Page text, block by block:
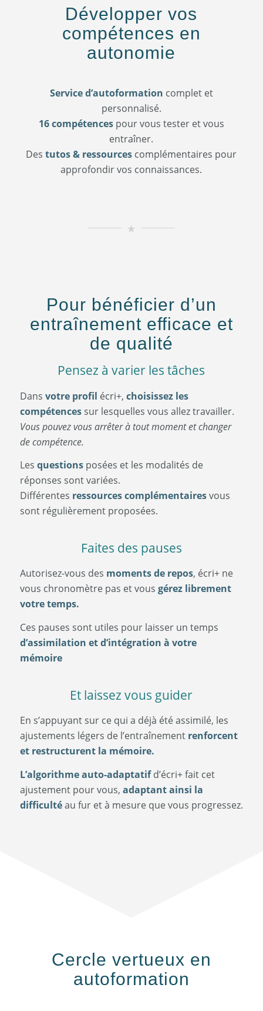
Développer vos
compétences en
autonomie
Service d’autoformation complet et
personnalisé.
16 compétencespour vous tester et vous
entraîner.
Destutos & ressources complémentaires pour
approfondir vos connaissances.
Pour bénéficier d’un
entraînement efficace et
de qualité
Pensez à varier les tâches
Dans votre profil écri+, choisissez les
compétencessur lesquelles vous allez travailler.
Vous pouvez vous arrêter à tout moment et changer
de compétence.
Les questionsposées et les modalités de
réponses sont variées.
Différentes ressources complémentairesvous
sont régulièrement proposées.
Faites des pauses
Autorisez-vous des moments de repos, écri+ ne
vous chronomètre pas et vous gérez librement
votre temps.
Ces pauses sont utiles pour laisser un temps
d’assimilation et d’intégration à votre
mémoire
Et laissez vous guider
En s’appuyant sur ce qui a déjà été assimilé, les
ajustements légers de l’entraînement renforcent
et restructurent la mémoire.
L’algorithme auto-adaptatifd’écri+ fait cet
ajustement pour vous, adaptant ainsi la
difficultéau fur et à mesure que vous progressez.
Cercle vertueux en
autoformation